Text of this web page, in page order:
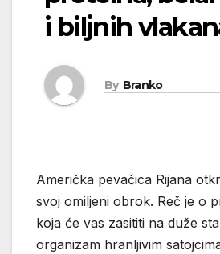
i biljnih
By Branko
Američka pevačica Rijana
svoj omiljeni obrok. Reč je o
koja će vas zasititi na duže
organizam hranljivim